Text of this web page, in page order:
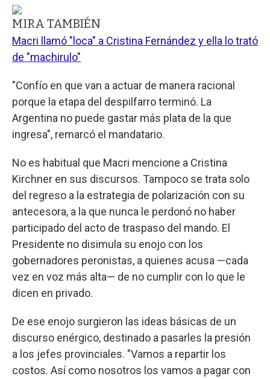
MIRA TAMBIÉN
Macri llamó "loca" a Cristina Fernández y ella lo trató
de "machirulo"
"Confío en que van a actuar de manera racional
porque la etapa del despilfarro terminó. La
Argentina no puede gastar más plata de la que
ingresa", remarcó el mandatario.
No es habitual que Macri mencione a Cristina
Kirchner en sus discursos. Tampoco se trata solo
del regreso a la estrategia de polarización con su
antecesora, a la que nunca le perdonó no haber
participado del acto de traspaso del mando. El
Presidente no disimula su enojo con los
gobernadores peronistas, a quienes acusa —cada
vez en voz más alta— de no cumplir con lo que le
dicen en privado.
De ese enojo surgieron las ideas básicas de un
discurso enérgico, destinado a pasarles la presión
a los jefes provinciales. "Vamos a repartir los
costos. Así como nosotros los vamos a pagar con